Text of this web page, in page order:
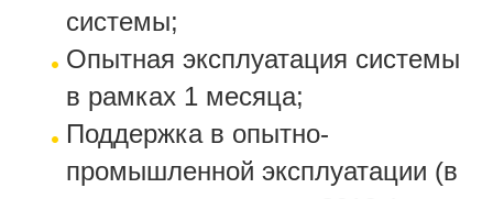
системы;
Опытная эксплуатация системы
в рамках 1 месяца;
Поддержка в опытно-
промышленной эксплуатации (в